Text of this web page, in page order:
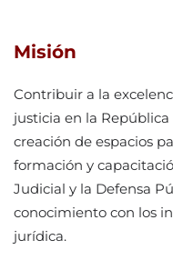
Misión
Contribuir a la
justicia en la
creación de espacios
formación y
Judicial y la Defensa
conocimiento con los
jurídica.